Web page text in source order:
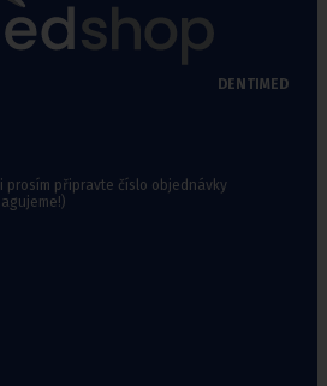
DENTIMED
prosím připravte číslo objednávky